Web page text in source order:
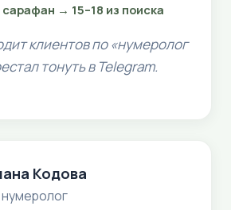
→ 15–18 из поиска
клиентов по «нумеролог
тонуть в Telegram.
Кодова
нумеролог